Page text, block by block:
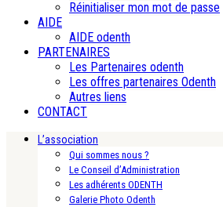
Réinitialiser mon mot de passe
AIDE
AIDE odenth
PARTENAIRES
Les Partenaires odenth
Les offres partenaires Odenth
Autres liens
CONTACT
L’association
Qui sommes nous ?
Le Conseil d’Administration
Les adhérents ODENTH
Galerie Photo Odenth